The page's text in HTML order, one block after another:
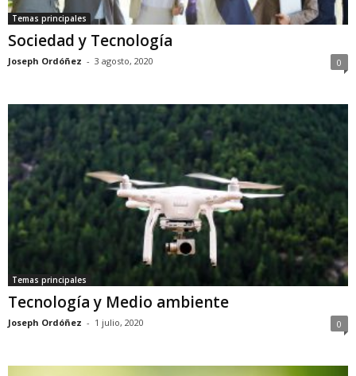
Temas principales
Sociedad y Tecnología
Joseph Ordóñez - 3 agosto, 2020 0
Temas principales
Tecnología y Medio ambiente
Joseph Ordóñez - 1 julio, 2020 0